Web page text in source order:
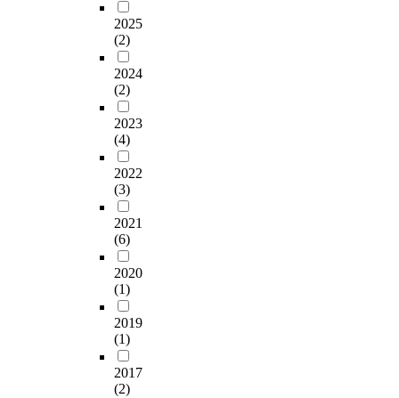
2025
(2)
2024
(2)
2023
(4)
2022
(3)
2021
(6)
2020
(1)
2019
(1)
2017
(2)